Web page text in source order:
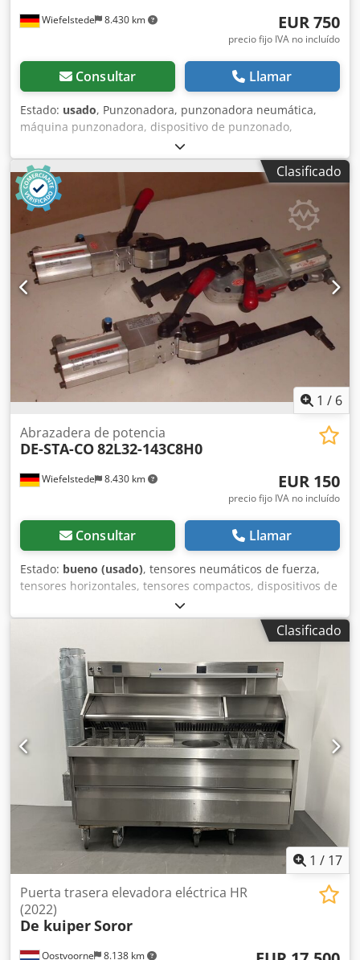
Wiefelstede 8.430 km EUR 750
precio fijo IVA no incluído
Consultar Llamar
Estado: usado, Punzonadora, punzonadora neumática,
máquina punzonadora, dispositivo de punzonado,
máquina perforadora, punzonadora neumática manual -
Fabricante: DE-STA-CO, punzonadora neumática -Tipo: 040
0210 -Punzón integrado: Ø 2,5 mm Csdpfsfwx Uyjx Ah Rerf
-Salida máxima: 25 mm -Dimensiones: 190/200/A510 mm -
Peso: 24 kg
Clasificado
1 / 6
Wiefelstede 8.430 km
Abrazadera de potencia
DE-STA-CO82L32-143C8H0
EUR 150
precio fijo IVA no incluído
Consultar Llamar
Estado: bueno (usado), tensores neumáticos de fuerza,
tensores horizontales, tensores compactos, dispositivos de
sujeción, tensores neumáticos de fuerza -Tipo: 82L32-
143C8H0 -Cantidad: 4 unidades disponibles -Precio: por
unidad Crodsb A H E Iepfx Ah Rof -Peso: 2,1 kg/unidad
Clasificado
1 / 17
Oostvoorne 8.138 km
Puerta trasera elevadora eléctrica HR
(2022)
De kuiperSoror